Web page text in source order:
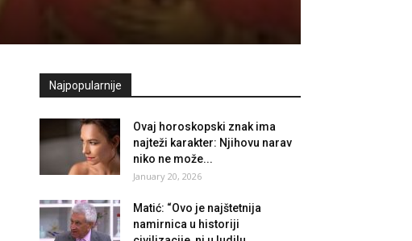
Najpopularnije
Ovaj horoskopski znak ima
najteži karakter: Njihovu narav
niko ne može...
January 20, 2026
Matić: “Ovo je najštetnija
namirnica u historiji